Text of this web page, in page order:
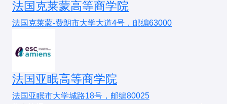
3. 冷门但好上岸院校
陕西师范大学（基础心理学、心理测量学）
特点：国家线即可进复试，调剂机会多，适合求稳考生
师大的发展心理学）。
科研能力：尽早参与心理学实验或研究项目。
六、常见问题
A：应用心理学（临床、咨询等）就业面更广，但基
础心理学适合热爱学术研究的学生。
法国克莱蒙高等商学院
法国克莱蒙-费朗市大学大道4号，邮编63000
法国亚眠高等商学院
法国亚眠市大学城路18号，邮编80025